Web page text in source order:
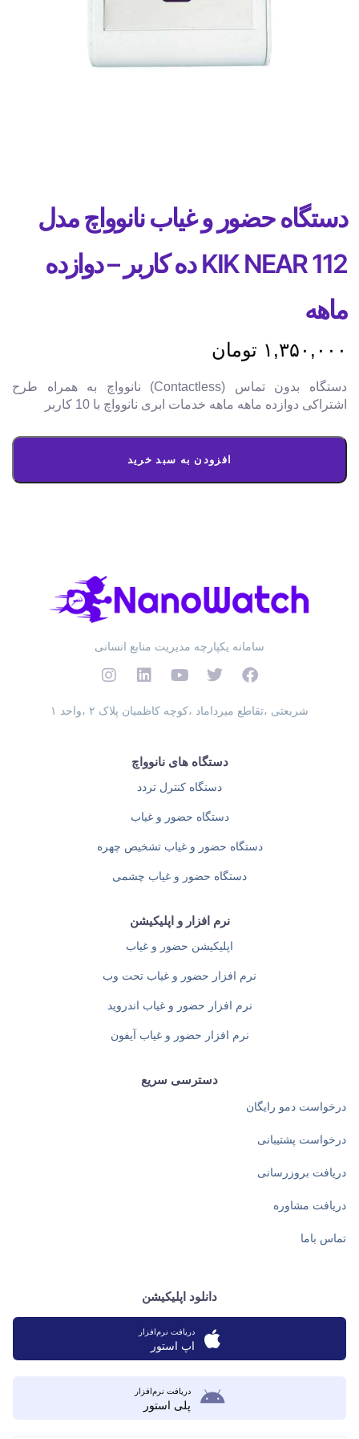
دستگاه حضور و غیاب نانوواچ مدل
KIK NEAR 112 ده کاربر – دوازده
ماهه
۱,۳۵۰,۰۰۰ تومان
دستگاه بدون تماس (Contactless) نانوواچ به همراه طرح
اشتراکی دوازده ماهه ماهه خدمات ابری نانوواچ با 10 کاربر
افزودن به سبد خرید
دانلود اپلیکیشن
دریافت نرم‌افزار
اپ استور
دریافت نرم‌افزار
پلی استور
دسترسی سریع
درخواست دمو رایگان
درخواست پشتیبانی
دریافت بروزرسانی
دریافت مشاوره
تماس باما
نرم افزار و اپلیکیشن
اپلیکیشن حضور و غیاب
نرم افزار حضور و غیاب تحت وب
نرم افزار حضور و غیاب اندروید
نرم افزار حضور و غیاب آیفون
دستگاه های نانوواچ
دستگاه کنترل تردد
دستگاه حضور و غیاب
دستگاه حضور و غیاب تشخیص چهره
دستگاه حضور و غیاب چشمی
سامانه یکپارچه مدیریت منابع انسانی
شریعتی ،تقاطع میرداماد ،کوچه کاظمیان پلاک ۲ ،واحد ۱